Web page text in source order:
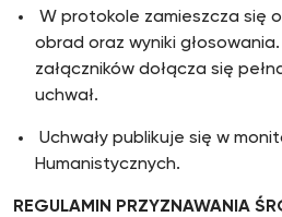
W protokole zamieszcza się
obrad oraz wyniki
załączników dołącza się
uchwał.
Uchwały publikuje się w
Humanistycznych.
REGULAMIN PRZYZNAWANIA